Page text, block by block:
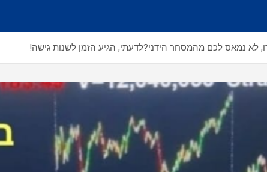
לא נמאס לכם מהמסחר הידני?לדעתי, הגיע הזמן לשנות גישה!